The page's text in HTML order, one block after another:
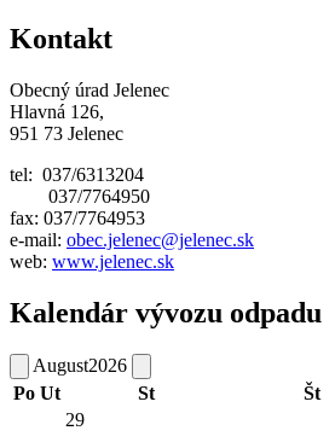
Kontakt
Obecný úrad Jelenec
Hlavná 126,
951 73 Jelenec
tel: 037/6313204
037/7764950
fax: 037/7764953
e-mail: obec.jelenec@jelenec.sk
web: www.jelenec.sk
Kalendár vývozu odpadu
August2026
Po Ut St Št
29